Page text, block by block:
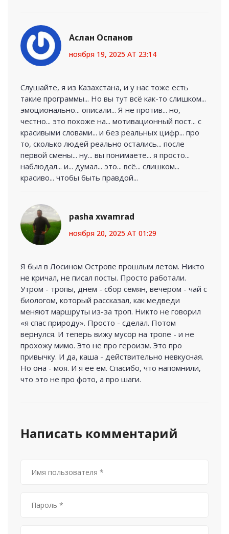
Аслан Оспанов
ноября 19, 2025 AT 23:14
Слушайте, я из Казахстана, и у нас тоже есть
такие программы... Но вы тут всё как-то слишком...
эмоционально... описали... Я не против... но,
честно... это похоже на... мотивационный пост... с
красивыми словами... и без реальных цифр... про
то, сколько людей реально остались... после
первой смены... ну... вы понимаете... я просто...
наблюдал... и... думал... это... всё... слишком...
красиво... чтобы быть правдой...
pasha xwamrad
ноября 20, 2025 AT 01:29
Я был в Лосином Острове прошлым летом. Никто
не кричал, не писал посты. Просто работали.
Утром - тропы, днем - сбор семян, вечером - чай с
биологом, который рассказал, как медведи
меняют маршруты из-за троп. Никто не говорил
«я спас природу». Просто - сделал. Потом
вернулся. И теперь вижу мусор на тропе - и не
прохожу мимо. Это не про героизм. Это про
привычку. И да, каша - действительно невкусная.
Но она - моя. И я её ем. Спасибо, что напомнили,
что это не про фото, а про шаги.
Написать комментарий